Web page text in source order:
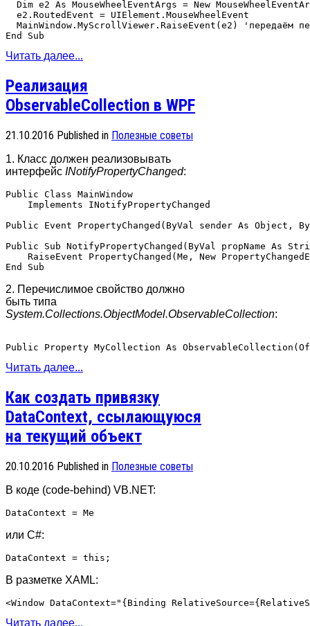
Dim e2 As MouseWheelEventArgs = New
e2.RoutedEvent = UIElement.MouseWheelEvent
MainWindow.MyScrollViewer.RaiseEvent(e2) 'передаём
Читать далее...
Реализация
ObservableCollection в WPF
21.10.2016 Published in Полезные советы
1. Класс должен реализовывать
интерфейс INotifyPropertyChanged:
Public Class MainWindow
    Implements INotifyPropertyChanged
Public Event PropertyChanged(ByVal sender As Object,
Public Sub NotifyPropertyChanged(ByVal propName As
RaiseEvent PropertyChanged(Me, New
2. Перечислимое свойство должно
быть типа
System.Collections.ObjectModel.ObservableCollection:
Читать далее...
Как создать привязку
DataContext, ссылающуюся
на текущий объект
20.10.2016 Published in Полезные советы
В коде (code-behind) VB.NET:
или C#:
В разметке XAML:
Читать далее...